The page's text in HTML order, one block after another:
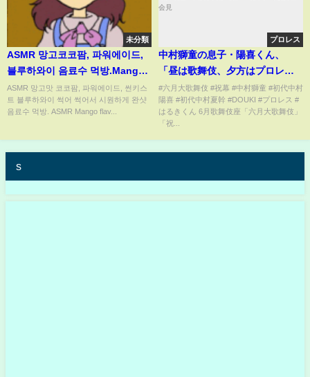
未分類
ASMR 망고코코팜, 파워에이드,
블루하와이 음료수 먹방.Mango
Coco Palm, Powerade, Blue
Hawaii.Cool Drink Show
Mukbang chug.
ASMR 망고맛 코코팜, 파워에이드, 썬키스
트 블루하와이 썩어 썩어서 시원하게 완샷
음료수 먹방. ASMR Mango flav...
プロレス
中村獅童の息子・陽喜くん、
「昼は歌舞伎、夕方はプロレ
ス」夢は“二刀流”！好きなプロ
レスラーDOUKI選手の話題にモ
ジモジ 6月歌舞伎座「六月大歌
#六月大歌舞伎 #祝幕 #中村獅童 #初代中村
陽喜 #初代中村夏幹 #DOUKI #プロレス #
はるきくん 6月歌舞伎座「六月大歌舞伎」
「祝...
s